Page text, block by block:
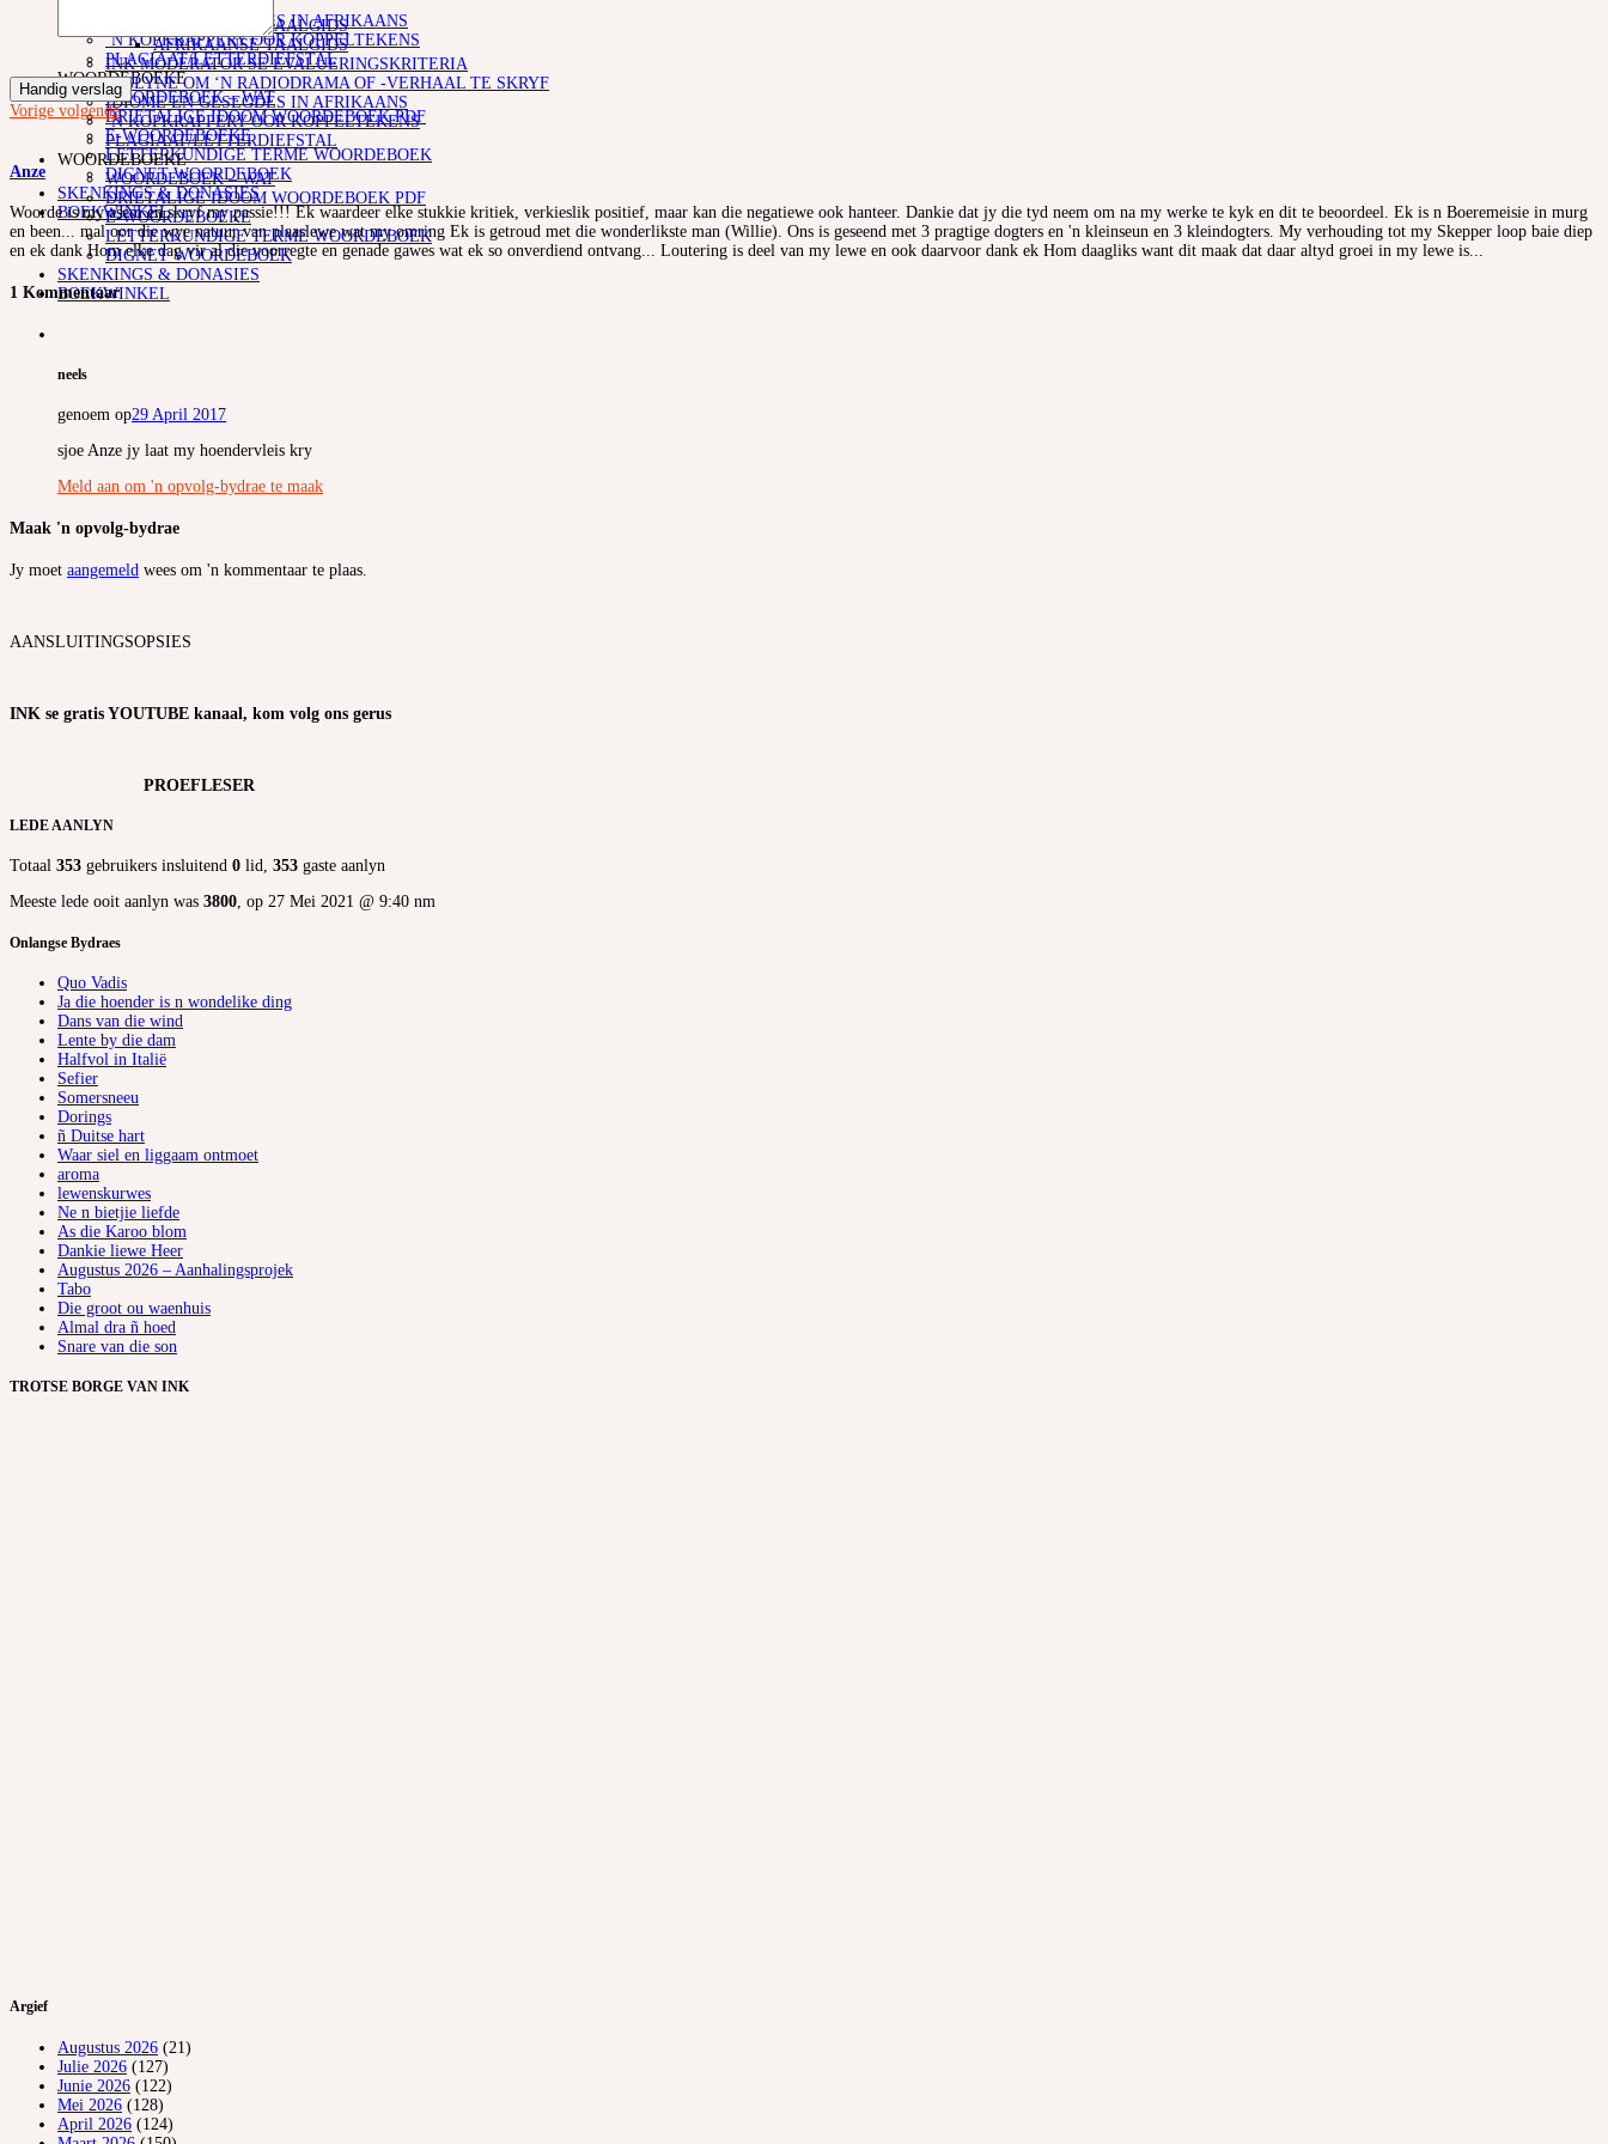
IDIOME EN GESEGDES IN AFRIKAANS
‘N KOPKRAPPERY OOR KOPPELTEKENS
PLAGIAAT/LETTERDIEFSTAL
WOORDEBOEKE
WOORDEBOEK – WAT
DRIETALIGE IDOOM WOORDEBOEK PDF
E-WOORDEBOEKE
LETTERKUNDIGE TERME WOORDEBOEK
DIGNET WOORDEBOEK
SKENKINGS & DONASIES
BOEKWINKEL
AFRIKAANSE TAALGIDS
AFRIKAANSE TAALGIDS
INK MODERATOR SE EVALUERINGSKRITERIA
RIGLYNE OM ‘N RADIODRAMA OF -VERHAAL TE SKRYF
IDIOME EN GESEGDES IN AFRIKAANS
‘N KOPKRAPPERY OOR KOPPELTEKENS
PLAGIAAT/LETTERDIEFSTAL
WOORDEBOEKE
WOORDEBOEK – WAT
DRIETALIGE IDOOM WOORDEBOEK PDF
E-WOORDEBOEKE
LETTERKUNDIGE TERME WOORDEBOEK
DIGNET WOORDEBOEK
SKENKINGS & DONASIES
BOEKWINKEL
Handig verslag
Vorige volgende
Anze
Woorde is my asem en skryf my passie!!! Ek waardeer elke stukkie kritiek, verkieslik positief, maar kan die negatiewe ook hanteer. Dankie dat jy die tyd neem om na my werke te kyk en dit te beoordeel. Ek is n Boeremeisie in murg
en been... mal oor die wye natuur van plaaslewe wat my omring Ek is getroud met die wonderlikste man (Willie). Ons is geseend met 3 pragtige dogters en 'n kleinseun en 3 kleindogters. My verhouding tot my Skepper loop baie diep
en ek dank Hom elke dag vir al die voorregte en genade gawes wat ek so onverdiend ontvang... Loutering is deel van my lewe en ook daarvoor dank ek Hom daagliks want dit maak dat daar altyd groei in my lewe is...
1 Kommentaar
neels
genoem op29 April 2017
sjoe Anze jy laat my hoendervleis kry
Meld aan om 'n opvolg-bydrae te maak
Maak 'n opvolg-bydrae
Jy moet aangemeld wees om 'n kommentaar te plaas.
AANSLUITINGSOPSIES
INK se gratis YOUTUBE kanaal, kom volg ons gerus
PROEFLESER
LEDE AANLYN
Totaal 353 gebruikers insluitend 0 lid, 353 gaste aanlyn
Meeste lede ooit aanlyn was 3800, op 27 Mei 2021 @ 9:40 nm
Onlangse Bydraes
Quo Vadis
Ja die hoender is n wondelike ding
Dans van die wind
Lente by die dam
Halfvol in Italië
Sefier
Somersneeu
Dorings
ñ Duitse hart
Waar siel en liggaam ontmoet
aroma
lewenskurwes
Ne n bietjie liefde
As die Karoo blom
Dankie liewe Heer
Augustus 2026 – Aanhalingsprojek
Tabo
Die groot ou waenhuis
Almal dra ñ hoed
Snare van die son
TROTSE BORGE VAN INK
Argief
Augustus 2026 (21)
Julie 2026 (127)
Junie 2026 (122)
Mei 2026 (128)
April 2026 (124)